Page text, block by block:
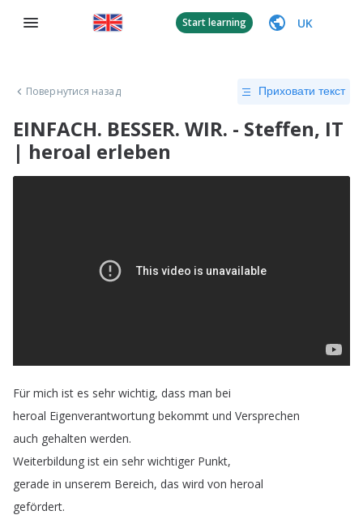
Start learning UK
Повернутися назад Приховати текст
EINFACH. BESSER. WIR. - Steffen, IT
| heroal erleben
Für mich ist es sehr wichtig, dass man bei
heroal Eigenverantwortung bekommt und Versprechen
auch gehalten werden.
Weiterbildung ist ein sehr wichtiger Punkt,
gerade in unserem Bereich, das wird von heroal
gefördert.